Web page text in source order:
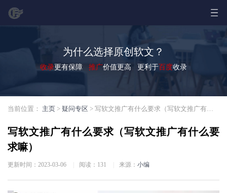
为什么选择原创软文？
收录更有保障 推广价值更高 更利于百度收录
当前位置： 主页 > 疑问专区 > 写软文推广有什么要求（写软文推广有什么要求嘛）
写软文推广有什么要求（写软文推广有什么要
求嘛）
更新时间：2023-03-06 阅读： 131 来源： 小编